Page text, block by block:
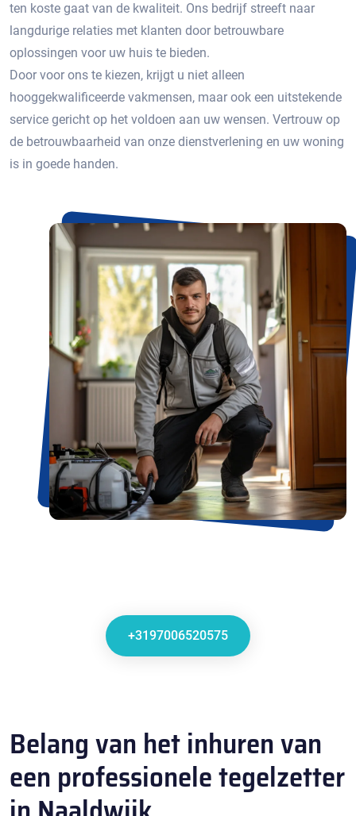
ten koste gaat van de kwaliteit. Ons bedrijf streeft naar
langdurige relaties met klanten door betrouwbare
oplossingen voor uw huis te bieden.
Door voor ons te kiezen, krijgt u niet alleen
hooggekwalificeerde vakmensen, maar ook een uitstekende
service gericht op het voldoen aan uw wensen. Vertrouw op
de betrouwbaarheid van onze dienstverlening en uw woning
is in goede handen.
+3197006520575
Belang van het inhuren van
een professionele tegelzetter